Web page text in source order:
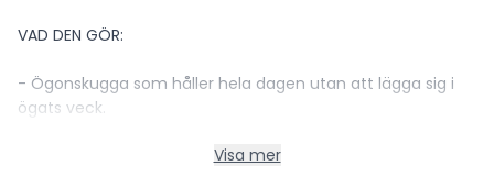
VAD DEN GÖR:
- Ögonskugga som håller hela dagen utan att lägga sig i
ögats veck.
Visa mer